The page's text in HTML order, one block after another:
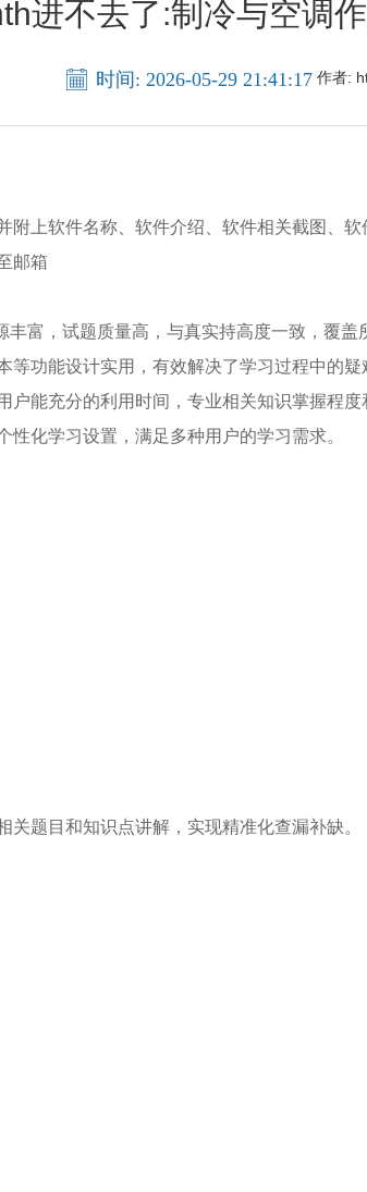
进不去了:制冷与空调
时间: 2026-05-29 21:41:17 作者:
上软件名称、软件介绍、软件相关截图、软
邮箱
，试题质量高，与真实持高度一致，覆盖
能设计实用，有效解决了学习过程中的疑
充分的利用时间，专业相关知识掌握程度
化学习设置，满足多种用户的学习需求。
题目和知识点讲解，实现精准化查漏补缺。